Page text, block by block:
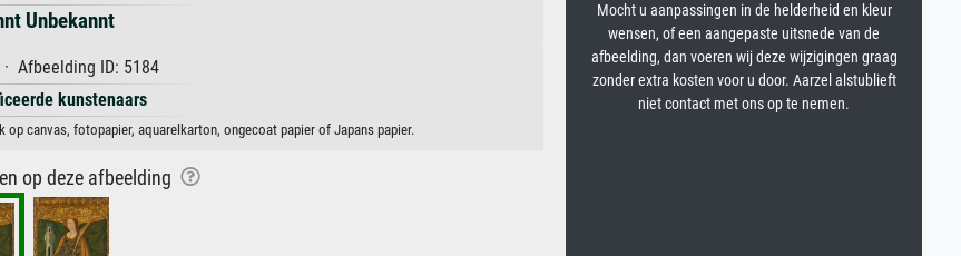
Unbekannt
Afbeelding ID: 5184
kunstenaars
op canvas, fotopapier, aquarelkarton, ongecoat papier of Japans papier.
op deze afbeelding
Mocht u aanpassingen in de helderheid en kleur
wensen, of een aangepaste uitsnede van de
afbeelding, dan voeren wij deze wijzigingen graag
zonder extra kosten voor u door. Aarzel alstublieft
niet contact met ons op te nemen.